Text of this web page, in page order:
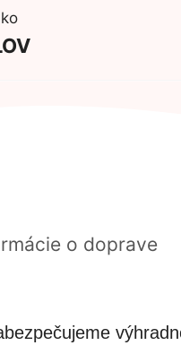
o doprave